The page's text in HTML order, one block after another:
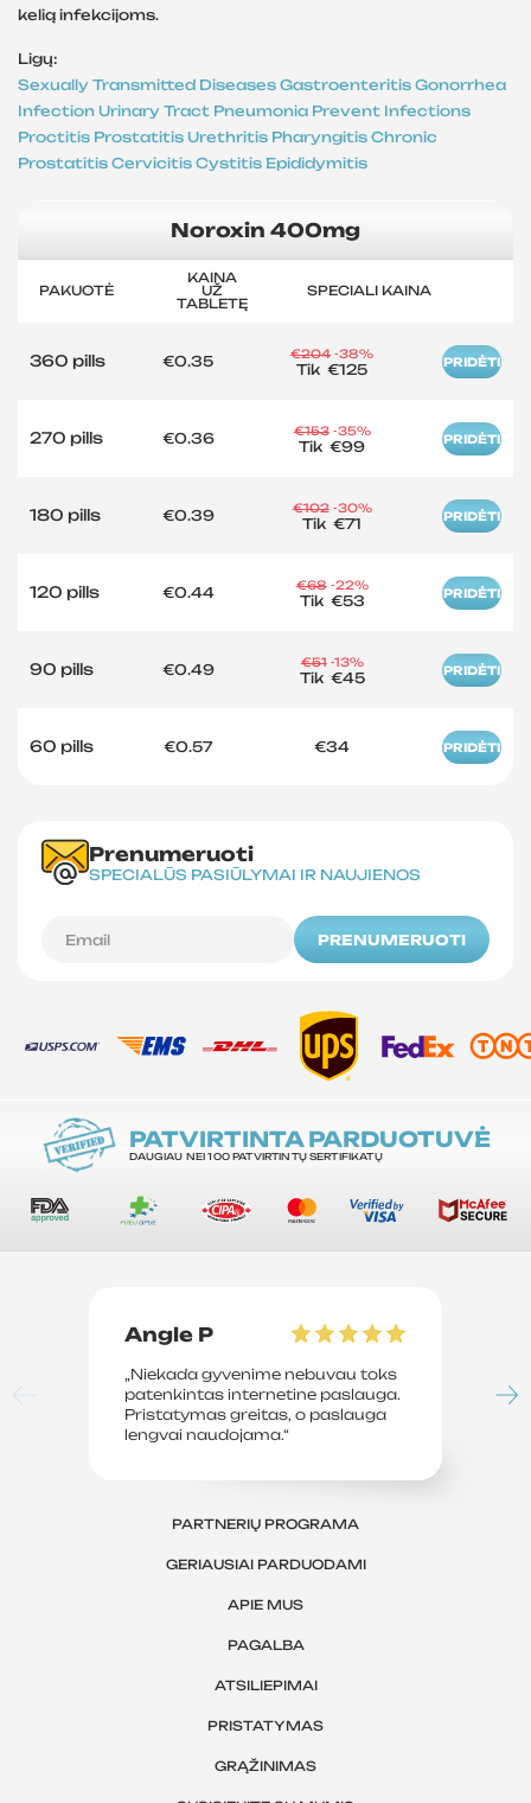
kelią infekcijoms.
Ligų:
Sexually Transmitted Diseases Gastroenteritis Gonorrhea
Infection Urinary Tract Pneumonia Prevent Infections
Proctitis Prostatitis Urethritis Pharyngitis Chronic
Prostatitis Cervicitis Cystitis Epididymitis
Noroxin 400mg
PAKUOTĖ
KAINA
UŽ
TABLETĘ
SPECIALI KAINA
360 pills €0.35 €204 -38%
Tik€125 PRIDĖTI
270 pills €0.36 €153 -35%
Tik€99 PRIDĖTI
180 pills €0.39 €102 -30%
Tik€71 PRIDĖTI
120 pills €0.44 €68 -22%
Tik €53 PRIDĖTI
90 pills €0.49 €51 -13%
Tik €45 PRIDĖTI
60 pills €0.57 €34 PRIDĖTI
Prenumeruoti
SPECIALŪS PASIŪLYMAI IR NAUJIENOS
PRENUMERUOTI
PATVIRTINTA PARDUOTUVĖ
DAUGIAU NEI 100 PATVIRTINTŲ SERTIFIKATŲ
Angle P
„Niekada gyvenime nebuvau toks
patenkintas internetine paslauga.
Pristatymas greitas, o paslauga
lengvai naudojama.“
PARTNERIŲ PROGRAMA
GERIAUSIAI PARDUODAMI
APIE MUS
PAGALBA
ATSILIEPIMAI
PRISTATYMAS
GRĄŽINIMAS